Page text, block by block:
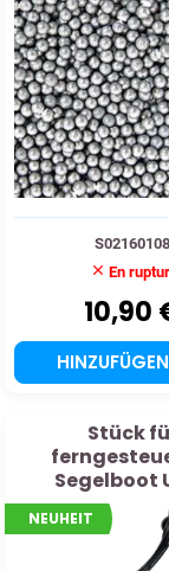
S02160108
En
10,90
HINZUFÜGEN
Stück
Segelboot
Balancer-
6,4V 1A
NEUHEIT